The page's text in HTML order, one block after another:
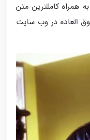
همراه کاملترین متن
العاده در وب سایت